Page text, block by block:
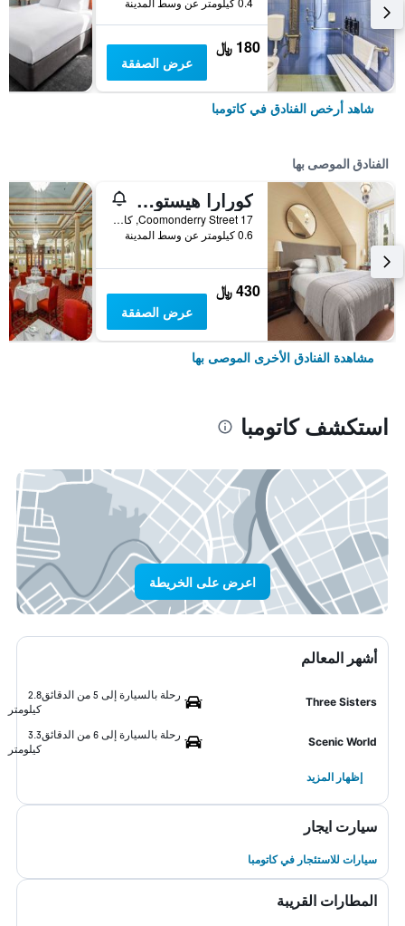
180 ﷼
عرض الصفقة
شاهد أرخص الفنادق في كاتومبا
الفنادق الموصى بها
كورارا هيستوريك جيست هاوس
17 Coomonderry Street, كاتومبا, NSW, أستراليا
0.6 كيلومتر عن وسط المدينة
430 ﷼
عرض الصفقة
مشاهدة الفنادق الأخرى الموصى بها
استكشف كاتومبا
اعرض على الخريطة
أشهر المعالم
Three Sisters
رحلة بالسيارة إلى 5 من الدقائق
2.8
كيلومتر
Scenic World
رحلة بالسيارة إلى 6 من الدقائق
3.3
كيلومتر
إظهار المزيد
سيارت ايجار
سيارات للاستئجار في كاتومبا
المطارات القريبة